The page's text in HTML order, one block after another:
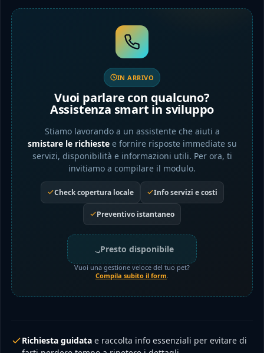
IN ARRIVO
Vuoi parlare con qualcuno?
Assistenza smart in sviluppo
Stiamo lavorando a un assistente che aiuti a
smistare le richiestee fornire risposte immediate su
servizi, disponibilità e informazioni utili. Per ora, ti
invitiamo a compilare il modulo.
Check copertura locale Info servizi e costi
Preventivo istantaneo
Presto disponibile
Vuoi una gestione veloce del tuo pet?
Compila subito il form
Richiesta guidata e raccolta info essenziali per evitare di